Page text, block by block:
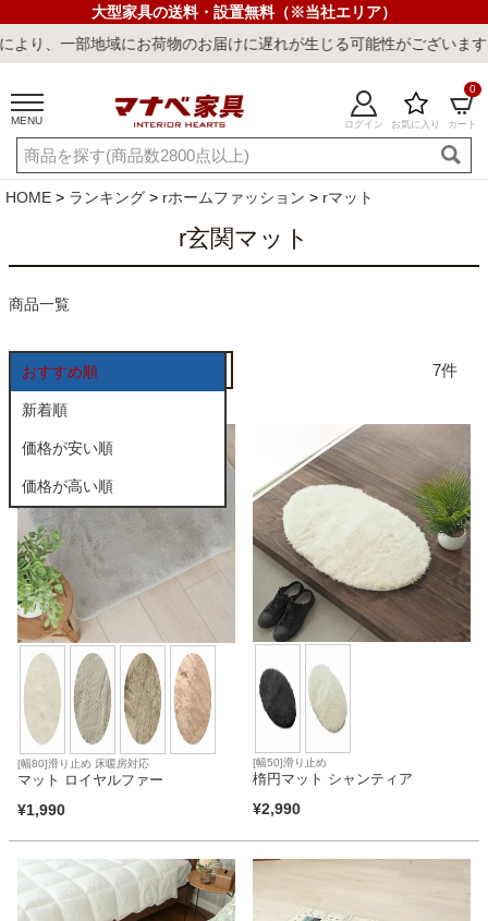
大型家具の送料・設置無料（※当社エリア）
一部地域にお荷物のお届けに遅れが生じる可能性がございます。ご
MENU ログイン お気に入り カート
0
ご利用ガイド 新規会員登録
店舗一覧 閲覧履歴
キーワード・商品番号で探す
最短発送 冷感ラグ 冷感寝具 ワークデスク ウィルトンラ
カテゴリから探す
ソファ
テレビ台・リビング家具
ダイニングテーブル・セット
椅子・チェア
HOME ランキング rホームファッション rマット
r玄関マット
商品一覧
おすすめ順
新着順
価格が安い順
価格が高い順
7
[幅80]滑り止め 床暖房対応
マット ロイヤルファー
¥1,990
[幅50]滑り止め
楕円マット シャンティア
¥2,990